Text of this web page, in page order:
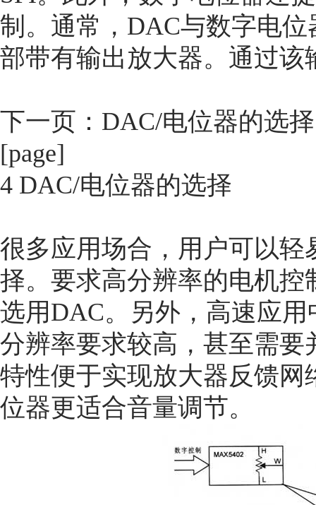
制。通常，DAC与数字电
部带有输出放大器。通过
下一页： DAC/电位器的选择
[page]
4 DAC/电位器的选择
很多应用场合，用户可以
择。要求高分辨率的电机
选用DAC。另外，高速应
分辨率要求较高，甚至需
特性便于实现放大器反馈
位器更适合音量调节。